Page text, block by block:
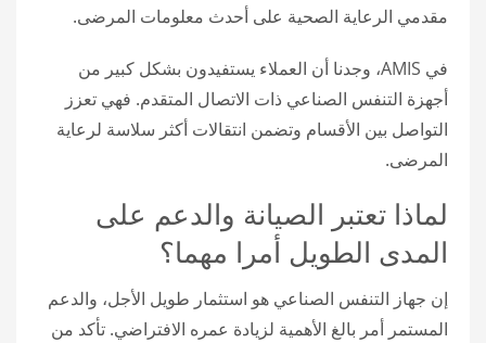
مقدمي الرعاية الصحية على أحدث معلومات المرضى.
في AMIS، وجدنا أن العملاء يستفيدون بشكل كبير من
أجهزة التنفس الصناعي ذات الاتصال المتقدم. فهي تعزز
التواصل بين الأقسام وتضمن انتقالات أكثر سلاسة لرعاية
المرضى.
لماذا تعتبر الصيانة والدعم على
المدى الطويل أمرا مهما؟
إن جهاز التنفس الصناعي هو استثمار طويل الأجل، والدعم
المستمر أمر بالغ الأهمية لزيادة عمره الافتراضي. تأكد من